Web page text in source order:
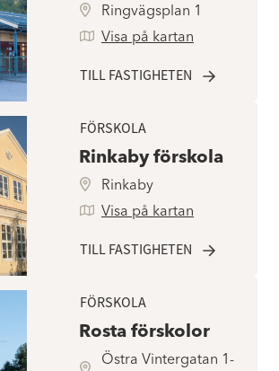
Ringvägsplan 1
Visa på kartan
TILL FASTIGHETEN
FÖRSKOLA
Rinkaby förskola
Rinkaby
Visa på kartan
TILL FASTIGHETEN
FÖRSKOLA
Rosta förskolor
Östra Vintergatan 1-